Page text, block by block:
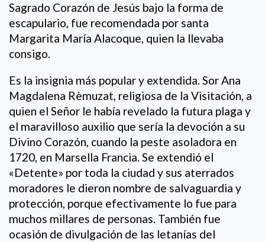
Sagrado Corazón de Jesús bajo la forma de
escapulario, fue recomendada por santa
Margarita María Alacoque, quien la llevaba
consigo.
Es la insignia más popular y extendida. Sor Ana
Magdalena Rèmuzat, religiosa de la Visitación, a
quien el Señor le había revelado la futura plaga y
el maravilloso auxilio que sería la devoción a su
Divino Corazón, cuando la peste asoladora en
1720, en Marsella Francia. Se extendió el
«Detente» por toda la ciudad y sus aterrados
moradores le dieron nombre de salvaguardia y
protección, porque efectivamente lo fue para
muchos millares de personas. También fue
ocasión de divulgación de las letanías del